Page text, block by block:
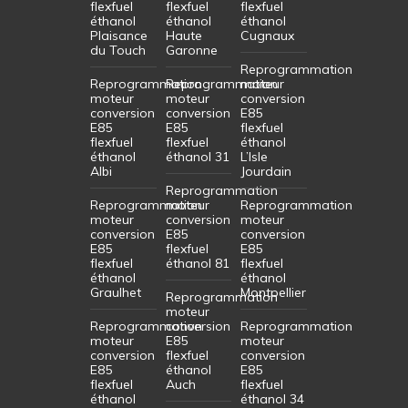
flexfuel
éthanol
Plaisance
du Touch
Reprogrammation
moteur
conversion
E85
flexfuel
éthanol
Albi
Reprogrammation
moteur
conversion
E85
flexfuel
éthanol
Graulhet
Reprogrammation
moteur
conversion
E85
flexfuel
éthanol
flexfuel
éthanol
Haute
Garonne
Reprogrammation
moteur
conversion
E85
flexfuel
éthanol 31
Reprogrammation
moteur
conversion
E85
flexfuel
éthanol 81
Reprogrammation
moteur
conversion
E85
flexfuel
éthanol
Auch
flexfuel
éthanol
Cugnaux
Reprogrammation
moteur
conversion
E85
flexfuel
éthanol
L’Isle
Jourdain
Reprogrammation
moteur
conversion
E85
flexfuel
éthanol
Montpellier
Reprogrammation
moteur
conversion
E85
flexfuel
éthanol 34